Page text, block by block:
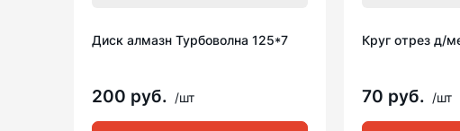
Диск алмазн Турбоволна 125*7
200 руб. /шт
Круг отрез д/
70 руб. /шт